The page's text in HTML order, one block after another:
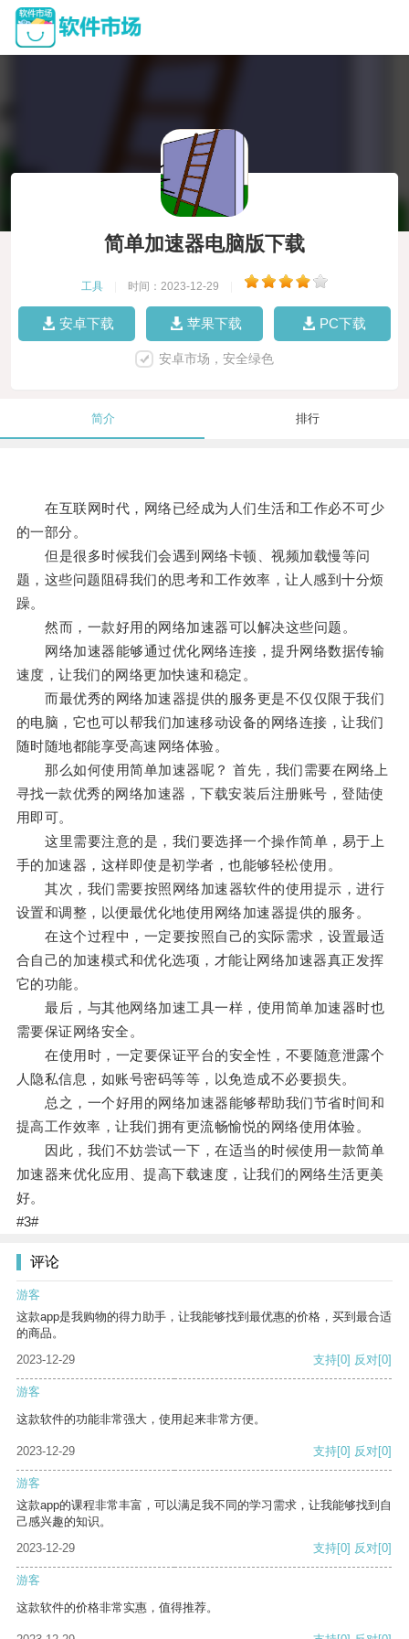
简单加速器电脑版下载
工具 时间：2023-12-29
安卓下载 苹果下载 PC下载
安卓市场，安全绿色
简介 排行
在互联网时代，网络已经成为人们生活和工作必不可少
的一部分。
但是很多时候我们会遇到网络卡顿、视频加载慢等问
题，这些问题阻碍我们的思考和工作效率，让人感到十分烦
躁。
然而，一款好用的网络加速器可以解决这些问题。
网络加速器能够通过优化网络连接，提升网络数据传输
速度，让我们的网络更加快速和稳定。
而最优秀的网络加速器提供的服务更是不仅仅限于我们
的电脑，它也可以帮我们加速移动设备的网络连接，让我们
随时随地都能享受高速网络体验。
那么如何使用简单加速器呢？ 首先，我们需要在网络上
寻找一款优秀的网络加速器，下载安装后注册账号，登陆使
用即可。
这里需要注意的是，我们要选择一个操作简单，易于上
手的加速器，这样即使是初学者，也能够轻松使用。
其次，我们需要按照网络加速器软件的使用提示，进行
设置和调整，以便最优化地使用网络加速器提供的服务。
在这个过程中，一定要按照自己的实际需求，设置最适
合自己的加速模式和优化选项，才能让网络加速器真正发挥
它的功能。
最后，与其他网络加速工具一样，使用简单加速器时也
需要保证网络安全。
在使用时，一定要保证平台的安全性，不要随意泄露个
人隐私信息，如账号密码等等，以免造成不必要损失。
总之，一个好用的网络加速器能够帮助我们节省时间和
提高工作效率，让我们拥有更流畅愉悦的网络使用体验。
因此，我们不妨尝试一下，在适当的时候使用一款简单
加速器来优化应用、提高下载速度，让我们的网络生活更美
好。
#3#
评论
游客
这款app是我购物的得力助手，让我能够找到最优惠的价格，买到最合适
的商品。
2023-12-29
支持[0] 反对[0]
游客
这款软件的功能非常强大，使用起来非常方便。
2023-12-29 支持[0] 反对[0]
游客
这款app的课程非常丰富，可以满足我不同的学习需求，让我能够找到自
己感兴趣的知识。
2023-12-29
支持[0] 反对[0]
游客
这款软件的价格非常实惠，值得推荐。